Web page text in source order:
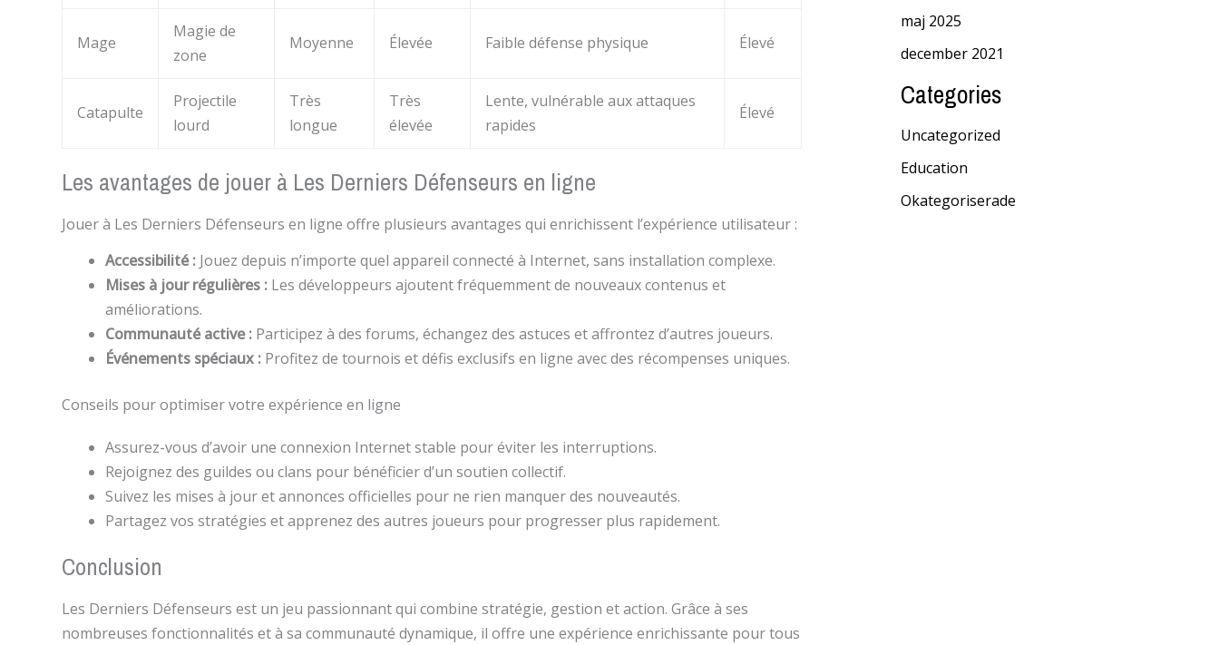
Mage
Magie de
zone
Moyenne Élevée Faible défense physique Élevé
Catapulte
Projectile
lourd
Très
longue
Très
élevée
Lente, vulnérable aux attaques
rapides
Élevé
Les avantages de jouer à Les Derniers Défenseurs en ligne
Jouer à Les Derniers Défenseurs en ligne offre plusieurs avantages qui enrichissent l’expérience utilisateur :
Accessibilité : Jouez depuis n’importe quel appareil connecté à Internet, sans installation complexe.
Mises à jour régulières : Les développeurs ajoutent fréquemment de nouveaux contenus et
améliorations.
Communauté active : Participez à des forums, échangez des astuces et affrontez d’autres joueurs.
Événements spéciaux : Profitez de tournois et défis exclusifs en ligne avec des récompenses uniques.
Conseils pour optimiser votre expérience en ligne
Assurez-vous d’avoir une connexion Internet stable pour éviter les interruptions.
Rejoignez des guildes ou clans pour bénéficier d’un soutien collectif.
Suivez les mises à jour et annonces officielles pour ne rien manquer des nouveautés.
Partagez vos stratégies et apprenez des autres joueurs pour progresser plus rapidement.
Conclusion
Les Derniers Défenseurs est un jeu passionnant qui combine stratégie, gestion et action. Grâce à ses
nombreuses fonctionnalités et à sa communauté dynamique, il offre une expérience enrichissante pour tous
maj 2025
december 2021
Categories
Uncategorized
Education
Okategoriserade